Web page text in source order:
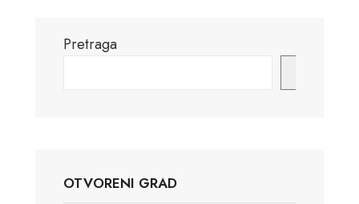
Pretraga
OTVORENI GRAD